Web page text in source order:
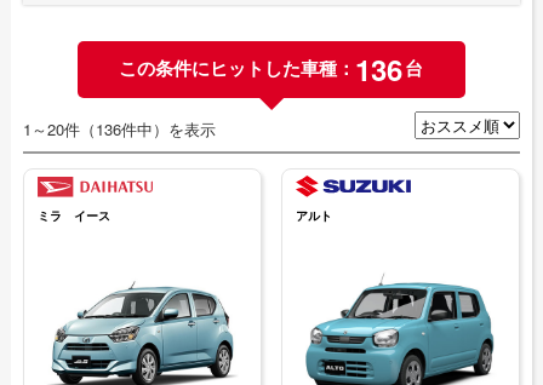
この条件にヒットした車種： 136台
1～20件（136件中）を表示
ミラ イース アルト